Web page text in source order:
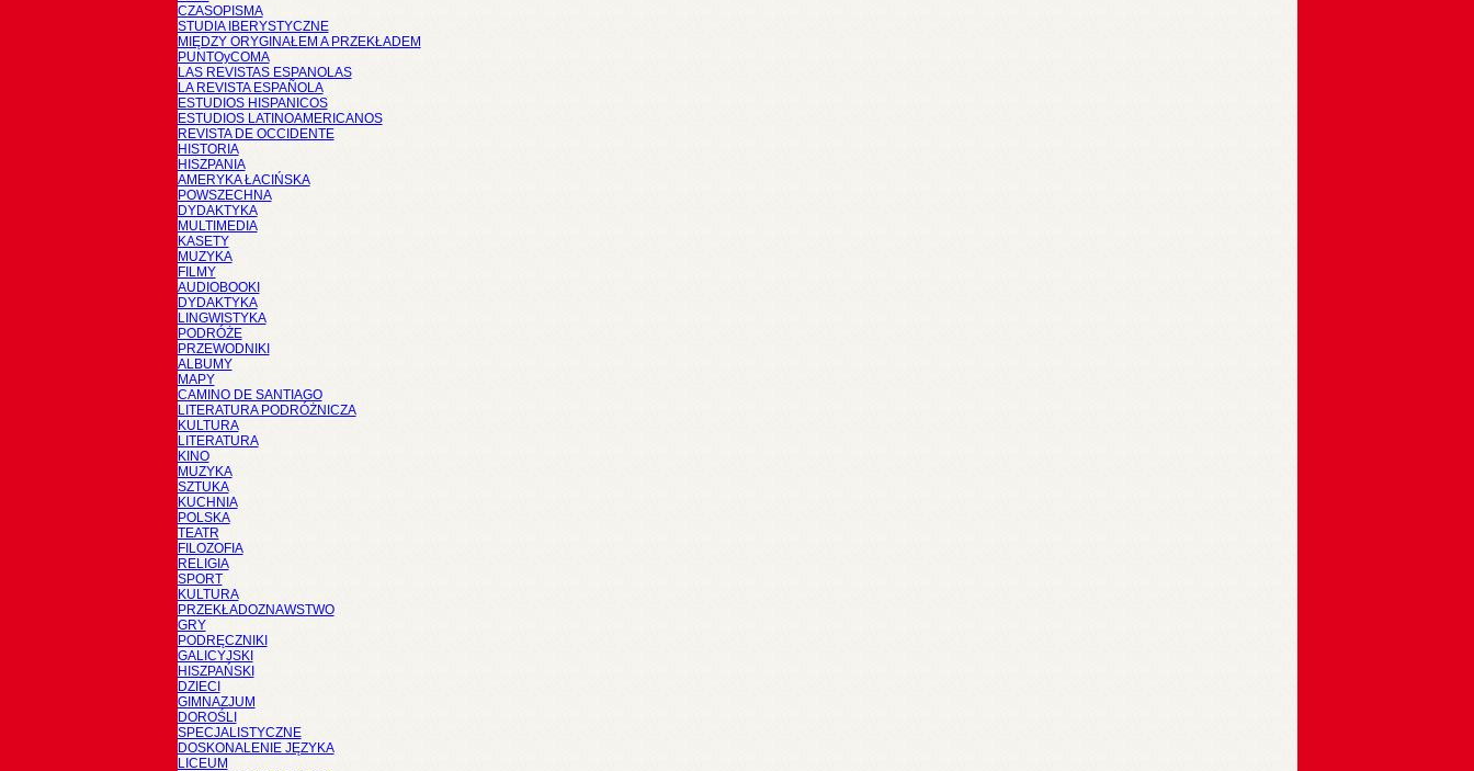
CZASOPISMA
STUDIA IBERYSTYCZNE
MIĘDZY ORYGINAŁEM A PRZEKŁADEM
PUNTOyCOMA
LAS REVISTAS ESPANOLAS
LA REVISTA ESPAÑOLA
ESTUDIOS HISPANICOS
ESTUDIOS LATINOAMERICANOS
REVISTA DE OCCIDENTE
HISTORIA
HISZPANIA
AMERYKA ŁACIŃSKA
POWSZECHNA
DYDAKTYKA
MULTIMEDIA
KASETY
MUZYKA
FILMY
AUDIOBOOKI
DYDAKTYKA
LINGWISTYKA
PODRÓŻE
PRZEWODNIKI
ALBUMY
MAPY
CAMINO DE SANTIAGO
LITERATURA PODRÓŻNICZA
KULTURA
LITERATURA
KINO
MUZYKA
SZTUKA
KUCHNIA
POLSKA
TEATR
FILOZOFIA
RELIGIA
SPORT
KULTURA
PRZEKŁADOZNAWSTWO
GRY
PODRĘCZNIKI
GALICYJSKI
HISZPAŃSKI
DZIECI
GIMNAZJUM
DOROŚLI
SPECJALISTYCZNE
DOSKONALENIE JĘZYKA
LICEUM